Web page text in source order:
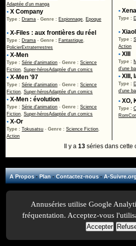
Adaptée d'un manga
• X Company
Type : Drama -Genre : Espionnage, Epoque
• X-Files : aux frontières du réel
Type : Drama -Genre : Fantastique,
PolicierExtraterrestres
• X-Men
Type :Série d'animation -Genre :Science
Fiction,Super-hérosAdaptée d'un comics
• X-Men '97
Type :Série d'animation -Genre :Science
Fiction,Super-hérosAdaptée d'un comics
• X-Men : évolution
Type :Série d'animation -Genre :Science
Fiction,Super-hérosAdaptée d'un comics
• X-Or
Type :Tokusatsu -Genre :Science Fiction,
Action
•
Type :
•
Type :
Action
• XIII
Type :
d'une
• XIII,
Type :
d'une
• XO,
Type :
Il y a 13 séries dans cette
A Propos-Plan-Contactez-nous-A-
Annuséries utilise Google
fréquentation. Acceptez-vous
Accepter